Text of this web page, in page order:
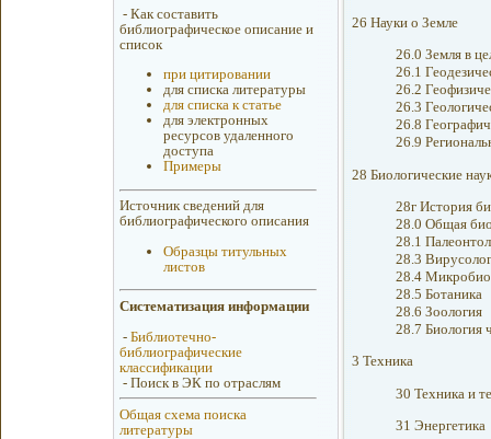
- Как составить
библиографическое описание и
список
при цитировании
для списка литературы
для списка к статье
для электронных
ресурсов удаленного
доступа
Примеры
Источник сведений для
библиографического описания
Образцы титульных
листов
Систематизация информации
- Библиотечно-
библиографические
классификации
- Поиск в ЭК по отраслям
Общая схема поиска
литературы
26 Науки о Земле
26.0 Земля в
26.1
26.2
26.3
26.8
26.9
28 Биологические
28г История
28.0 Общая
28.1
28.3
28.4
28.5 Ботаника
28.6 Зоология
28.7 Биология
3 Техника
30 Техника и
31 Энергетика